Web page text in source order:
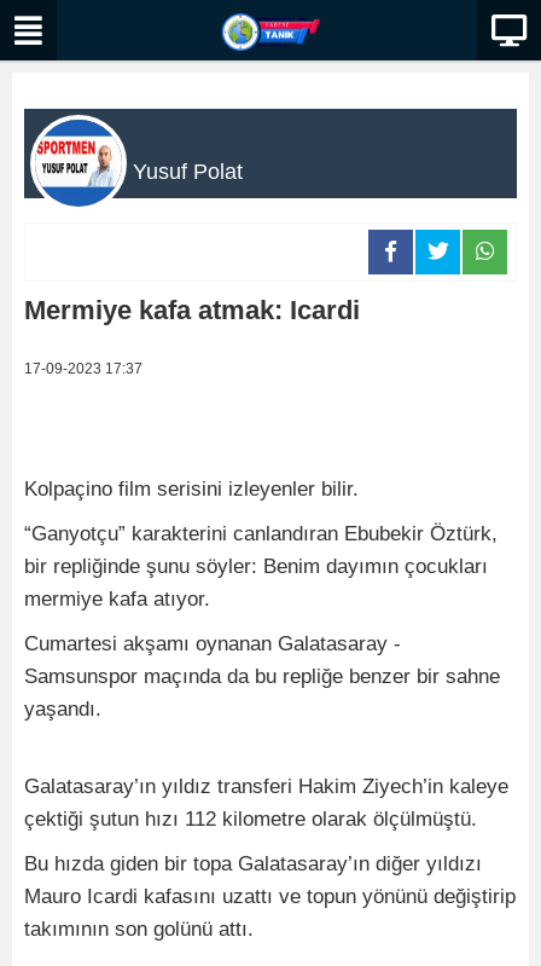
Yusuf Polat
Mermiye kafa atmak: Icardi
17-09-2023 17:37
Kolpaçino film serisini izleyenler bilir.
“Ganyotçu” karakterini canlandıran Ebubekir Öztürk,
bir repliğinde şunu söyler: Benim dayımın çocukları
mermiye kafa atıyor.
Cumartesi akşamı oynanan Galatasaray -
Samsunspor maçında da bu repliğe benzer bir sahne
yaşandı.
Galatasaray’ın yıldız transferi Hakim Ziyech’in kaleye
çektiği şutun hızı 112 kilometre olarak ölçülmüştü.
Bu hızda giden bir topa Galatasaray’ın diğer yıldızı
Mauro Icardi kafasını uzattı ve topun yönünü değiştirip
takımının son golünü attı.